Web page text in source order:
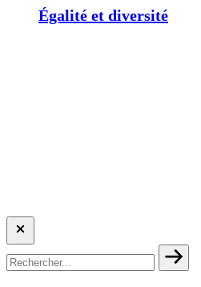
Égalité et diversité